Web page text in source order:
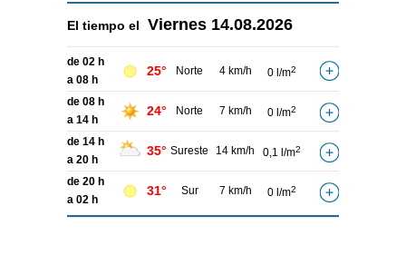
El tiempo el Viernes 14.08.2026
de 02 h
a 08 h
25° Norte 4 km/h 0 l/m2
de 08 h
a 14 h
24° Norte 7 km/h 0 l/m2
de 14 h
a 20 h
35° Sureste 14 km/h 0,1 l/m2
de 20 h
a 02 h
31° Sur 7 km/h 0 l/m2